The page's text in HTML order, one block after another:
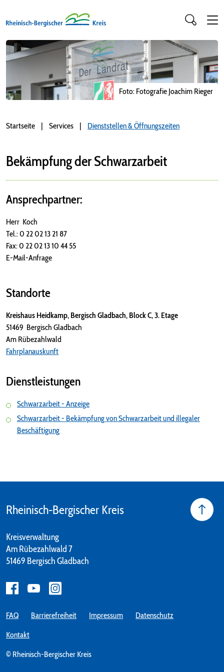
Foto: Fotografie Joachim Rieger
Startseite Services Dienststellen & Öffnungszeiten
Bekämpfung der Schwarzarbeit
Ansprechpartner:
Herr Koch
Tel.: 0 22 02 13 21 87
Fax: 0 22 02 13 10 44 55
E-Mail-Anfrage
Standorte
Kreishaus Heidkamp, Bergisch Gladbach, Block C, 3. Etage
51469 Bergisch Gladbach
Am Rübezahlwald
Fahrplanauskunft
Dienstleistungen
Schwarzarbeit - Anzeige
Schwarzarbeit - Bekämpfung von Schwarzarbeit und illegaler
Beschäftigung
Rheinisch-Bergischer Kreis
Kreisverwaltung
Am Rübezahlwald 7
51469 Bergisch Gladbach
© Rheinisch-Bergischer Kreis
FAQ Barrierefreiheit Impressum Datenschutz
Kontakt